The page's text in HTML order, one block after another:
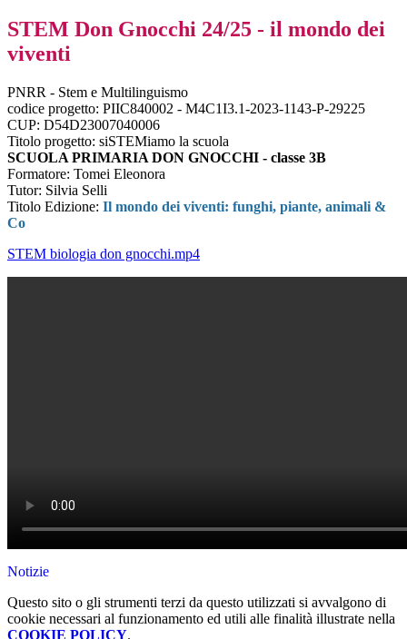
STEM Don Gnocchi 24/25 - il mondo dei
viventi
PNRR - Stem e Multilinguismo
codice progetto: PIIC840002 - M4C1I3.1-2023-1143-P-29225
CUP: D54D23007040006
Titolo progetto: siSTEMiamo la scuola
SCUOLA PRIMARIA DON GNOCCHI - classe 3B
Formatore: Tomei Eleonora
Tutor: Silvia Selli
Titolo Edizione: Il mondo dei viventi: funghi, piante, animali &
Co
STEM biologia don gnocchi.mp4
Notizie
Questo sito o gli strumenti terzi da questo utilizzati si avvalgono di
cookie necessari al funzionamento ed utili alle finalità illustrate nella
COOKIE POLICY.